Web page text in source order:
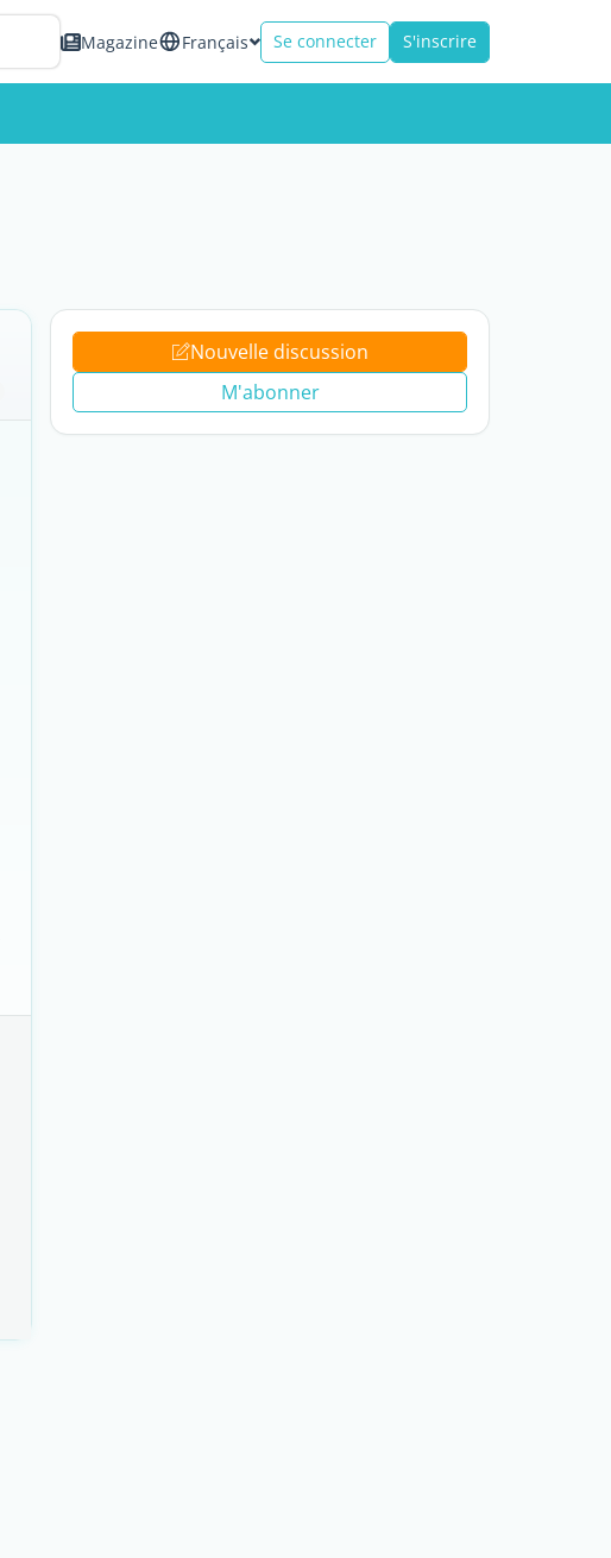
Magazine Français Se connecter S'inscrire
Nouvelle discussion
M'abonner